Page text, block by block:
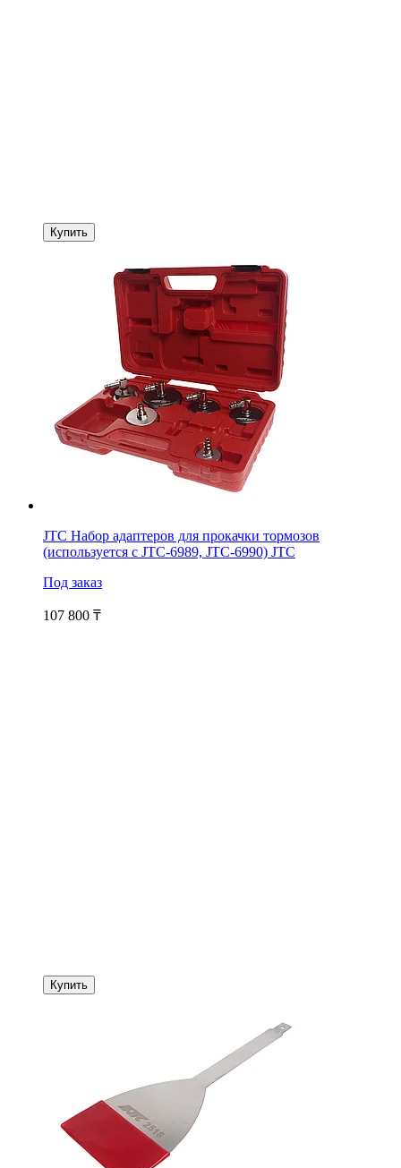
Купить
JTC Набор адаптеров для прокачки тормозов
(используется с JTC-6989, JTC-6990) JTC
Под заказ
107 800 ₸
Купить